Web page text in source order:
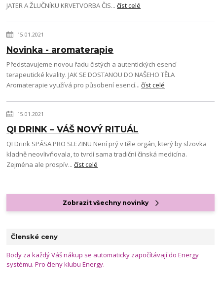
JATER A ŽLUČNÍKU KRVETVORBA ČIS...číst celé
15.01.2021
Novinka - aromaterapie
Představujeme novou řadu čistých a autentických esencí
terapeutické kvality. JAK SE DOSTANOU DO NAŠEHO TĚLA
Aromaterapie využívá pro působení esencí...číst celé
15.01.2021
QI DRINK – VÁŠ NOVÝ RITUÁL
QI Drink SPÁSA PRO SLEZINU Není prý v těle orgán, který by slzovka
kladně neovlivňovala, to tvrdí sama tradiční čínská medicína.
Zejména ale prospív...číst celé
Zobrazit všechny novinky
Členské ceny
Body za každý Váš nákup se automaticky započítávají do Energy
systému. Pro členy klubu Energy.